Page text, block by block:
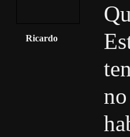
Ricardo